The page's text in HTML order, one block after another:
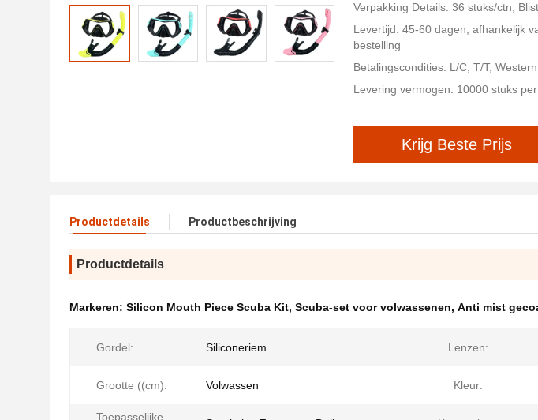
Verpakking Details: 36 stuks/ctn,
Levertijd: 45-60 dagen, afhankelijk
bestelling
Betalingscondities: L/C, T/T,
Levering vermogen: 10000 stuks
Krijg Beste Prijs
Productdetails Productbeschrijving
Productdetails
Markeren: Silicon Mouth Piece Scuba Kit, Scuba-set voor volwassenen, Anti mist
Gordel: Siliconeriem Lenzen:
Grootte ((cm): Volwassen Kleur:
Toepasselijke